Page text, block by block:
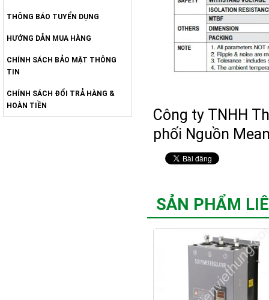
Công ty TNHH
phối Nguồn
SẢN PHẨM
THÔNG BÁO TUYỂN DỤNG
HƯỚNG DẪN MUA HÀNG
CHÍNH SÁCH BẢO MẬT THÔNG
TIN
CHÍNH SÁCH ĐỔI TRẢ HÀNG &
HOÀN TIỀN